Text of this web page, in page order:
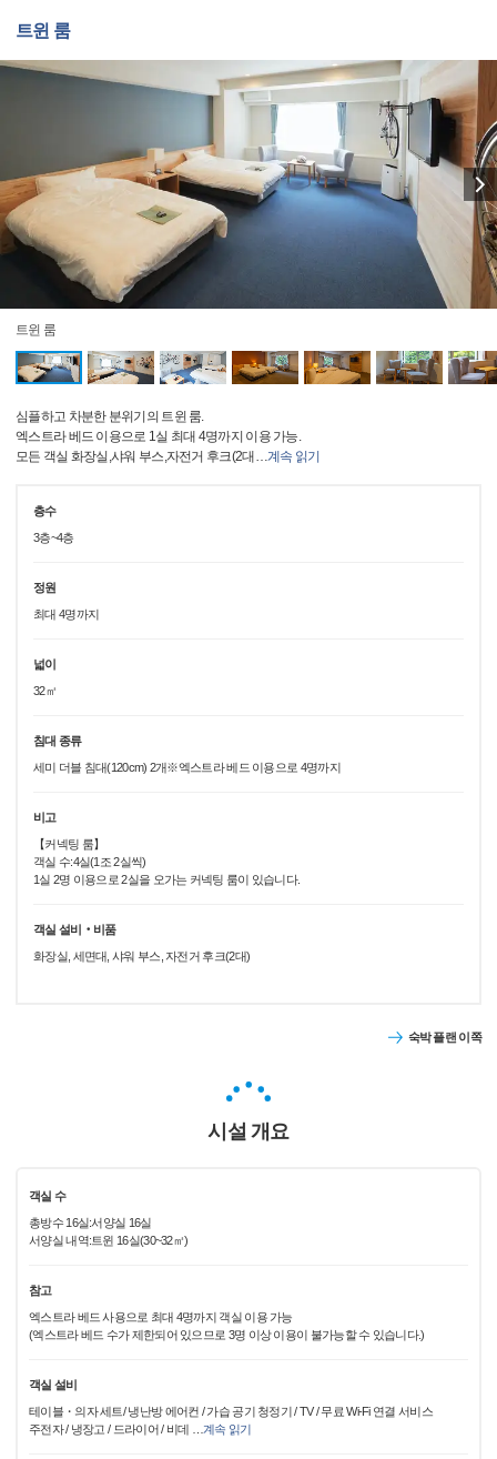
트윈 룸
트윈 룸
심플하고 차분한 분위기의 트윈 룸.
엑스트라 베드 이용으로 1실 최대 4명까지 이용 가능.
모든 객실 화장실,샤워 부스,자전거 후크(2대 …계속 읽기
층수
3층~4층
정원
최대 4명까지
넓이
32㎡
침대 종류
세미 더블 침대(120cm) 2개※엑스트라 베드 이용으로 4명까지
비고
【커넥팅 룸】
객실 수:4실(1조 2실씩)
1실 2명 이용으로 2실을 오가는 커넥팅 룸이 있습니다.
객실 설비‧비품
화장실, 세면대, 샤워 부스, 자전거 후크(2대)
숙박 플랜 이쪽
시설 개요
객실 수
총방수 16실:서양실 16실
서양실 내역:트윈 16실(30~32㎡)
참고
엑스트라 베드 사용으로 최대 4명까지 객실 이용 가능
(엑스트라 베드 수가 제한되어 있으므로 3명 이상 이용이 불가능할 수 있습니다.)
객실 설비
테이블・의자 세트/ 냉난방 에어컨 / 가습 공기 청정기 / TV / 무료 Wi-Fi 연결 서비스
주전자 / 냉장고 / 드라이어 / 비데
계속 읽기